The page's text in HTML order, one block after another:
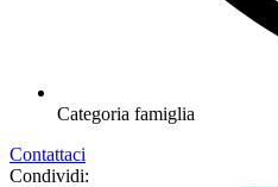
Categoria famiglia
Contattaci
Condividi: